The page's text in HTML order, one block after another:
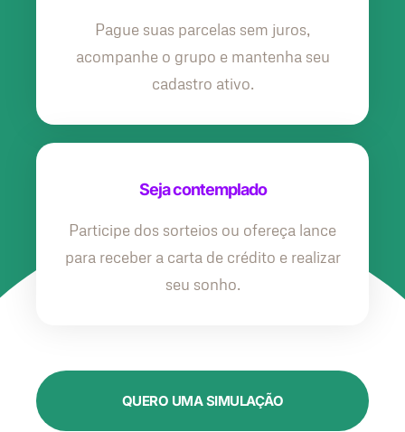
Pague suas parcelas sem juros,
acompanhe o grupo e mantenha seu
cadastro ativo.
Seja contemplado
Participe dos sorteios ou ofereça lance
para receber a carta de crédito e realizar
seu sonho.
QUERO UMA SIMULAÇÃO